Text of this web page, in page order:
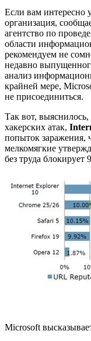
Если вам интересно
организация,
агентство по
области
рекомендуем не
недавно
анализ
крайней мере,
не присоединиться.
Так вот, выяснилось,
хакерских атак,
попыток заражения,
мелкомягкие
без труда
Microsoft